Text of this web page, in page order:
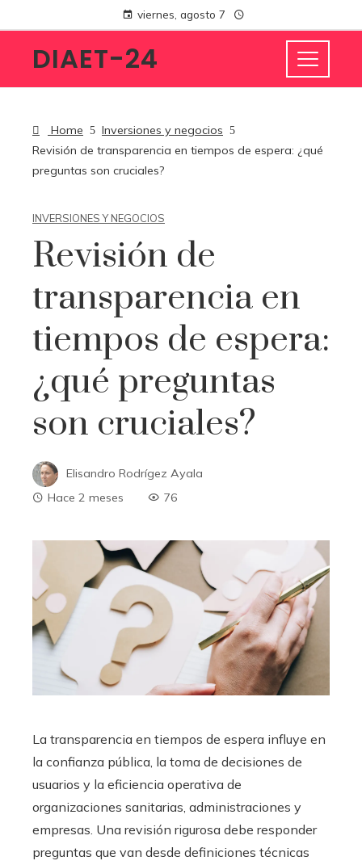
viernes, agosto 7
DIAET-24
Home
Inversiones y negocios
Revisión de transparencia en tiempos de espera: ¿qué
preguntas son cruciales?
INVERSIONES Y NEGOCIOS
Revisión de
transparencia en
tiempos de espera:
¿qué preguntas
son cruciales?
Elisandro Rodrígez Ayala
Hace 2 meses
76
La transparencia en tiempos de espera influye en
la confianza pública, la toma de decisiones de
usuarios y la eficiencia operativa de
organizaciones sanitarias, administraciones y
empresas. Una revisión rigurosa debe responder
preguntas que van desde definiciones técnicas